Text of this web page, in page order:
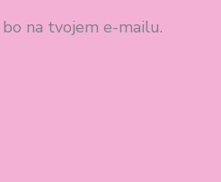
na tvojem e-mailu.